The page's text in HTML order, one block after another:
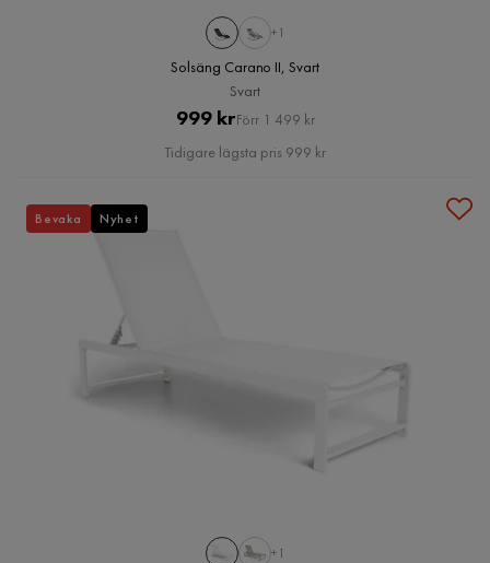
+1
Solsäng Carano II, Svart
Svart
Pris
999 kr Original
Pris
Förr 1 499 kr
Tidigare lägsta pris 999 kr
+1
Bevaka Nyhet